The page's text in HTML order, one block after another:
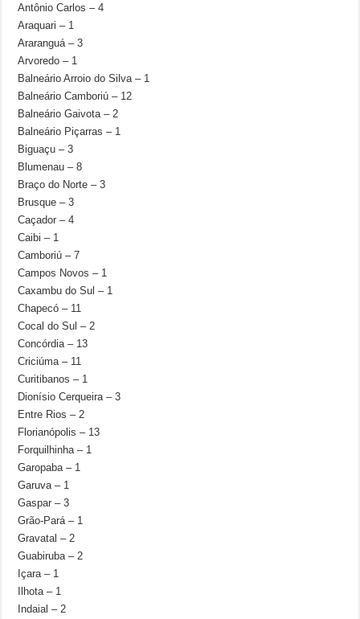
Antônio Carlos – 4
Araquari – 1
Araranguá – 3
Arvoredo – 1
Balneário Arroio do Silva – 1
Balneário Camboriú – 12
Balneário Gaivota – 2
Balneário Piçarras – 1
Biguaçu – 3
Blumenau – 8
Braço do Norte – 3
Brusque – 3
Caçador – 4
Caibi – 1
Camboriú – 7
Campos Novos – 1
Caxambu do Sul – 1
Chapecó – 11
Cocal do Sul – 2
Concórdia – 13
Criciúma – 11
Curitibanos – 1
Dionísio Cerqueira – 3
Entre Rios – 2
Florianópolis – 13
Forquilhinha – 1
Garopaba – 1
Garuva – 1
Gaspar – 3
Grão-Pará – 1
Gravatal – 2
Guabiruba – 2
Içara – 1
Ilhota – 1
Indaial – 2